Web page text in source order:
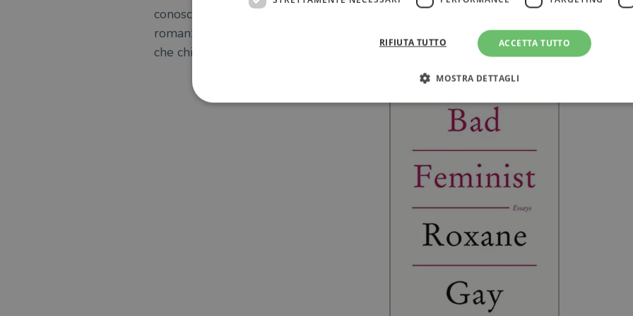
conosciuta dai lettori anglofoni per la sua penna sferzante e lo stile asciutto e
romanzo
, in cui racconta del rapimento di una donna di origine
che chiede un cospicuo riscatto in cambio della sua liberazione.
ACCETTA TUTTO
RIFIUTA TUTTO
MOSTRA DETTAGLI
Performance
web non può essere utilizzato correttamente senza i cookie strettamente necessari.
Sessione
cookie viene utilizzato per verificare se il browser
consentire o rifiutare i cookie.
Sessione
Usato per gestire la sessione degli utenti loggati sul
Usato per gestire la sessione degli utenti loggati sul
Memorizza lo stato del consenso ai cookie